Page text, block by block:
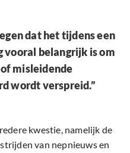
dat het tijdens een
belangrijk is om
misleidende
wordt verspreid.”
kwestie, namelijk de
van nepnieuws en